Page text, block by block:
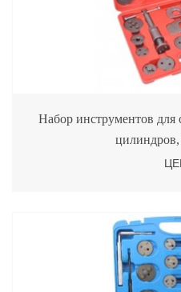
Набор инструментов